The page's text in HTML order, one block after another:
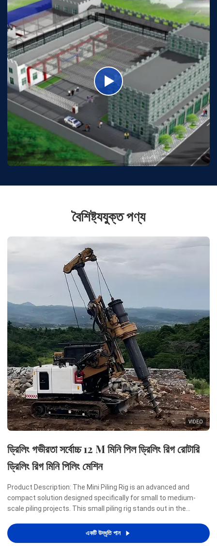
বৈশিষ্ট্যযুক্ত পণ্য
VIDEO
ড্রিলিং গভীরতা সর্বোচ্চ 12 M মিনি পিল ড্রিলিং রিগ রোটারি
ড্রিলিং রিগ মিনি পিলিং মেশিন
Product Description: The Mini Piling Rig is an advanced and
compact solution designed specifically for small to medium-
scale piling projects. This small piling rig stands out in the
power, efficiency, and portability, making it an ideal ...
একটি উদ্ধৃতি পান